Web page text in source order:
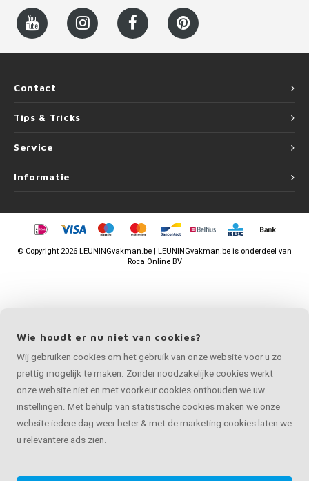
Contact
Tips & Tricks
Service
Informatie
© Copyright 2026 LEUNINGvakman.be | LEUNINGvakman.be is onderdeel van
Roca Online BV
Wie houdt er nu niet van cookies?
Wij gebruiken cookies om het gebruik van onze website voor u zo
prettig mogelijk te maken. Zonder noodzakelijke cookies werkt
onze website niet en met voorkeur cookies onthouden we uw
instellingen. Met behulp van statistische cookies maken we onze
website iedere dag weer beter & met de marketing cookies laten we
u relevantere ads zien.